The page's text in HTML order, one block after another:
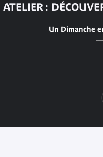
ATELIER :
Un Dimanche